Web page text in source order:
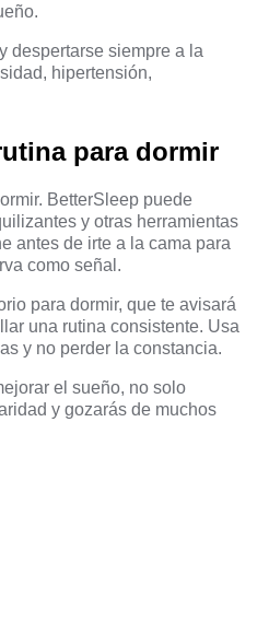
despertarse siempre a la
hipertensión,
para dormir
BetterSleep puede
y otras herramientas
antes de irte a la cama para
como señal.
para dormir, que te avisará
una rutina consistente. Usa
y no perder la constancia.
el sueño, no solo
y gozarás de muchos